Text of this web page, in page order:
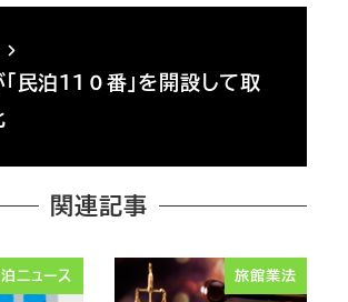
民泊１１０番」を開設して取
関連記事
ニュース 旅館業法